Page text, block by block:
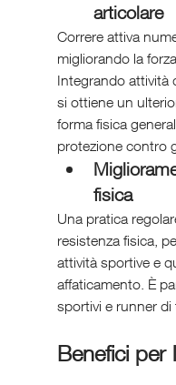
articolare
Correre attiva
migliorando la
Integrando attività
si ottiene un
forma fisica
protezione contro
fisica
Una pratica
resistenza fisica,
attività sportive e
affaticamento. È
sportivi e runner
Benefici per